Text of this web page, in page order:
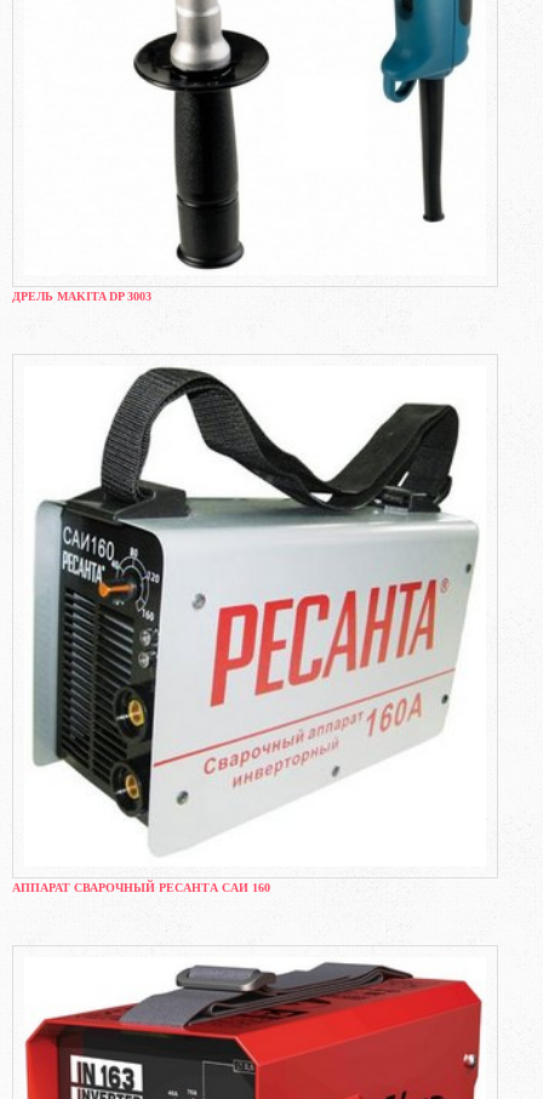
ДРЕЛЬ MAKITA DP 3003
АППАРАТ СВАРОЧНЫЙ РЕСАНТА САИ 160